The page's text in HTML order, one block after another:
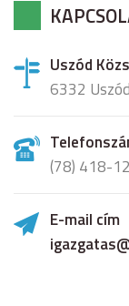
Uszód
6332
(78) 418-
E-mail cím